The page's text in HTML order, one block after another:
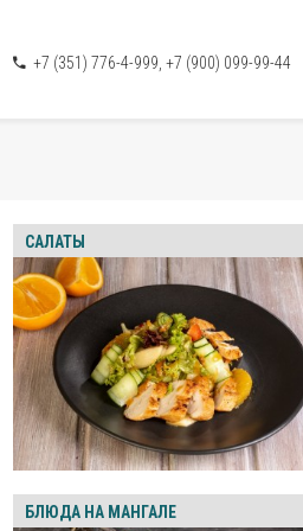
+7 (351) 776-4-999 +7 (900) 099-99-44
САЛАТЫ
БЛЮДА НА МАНГАЛЕ